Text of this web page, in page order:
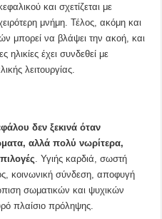
και σχετίζεται με
μνήμη. Τέλος, ακόμη και
μπορεί να βλάψει την ακοή, και
έχει συνδεθεί με
λειτουργίας.
δεν ξεκινά όταν
αλλά πολύ νωρίτερα,
. Υγιής καρδιά, σωστή
κοινωνική σύνδεση, αποφυγή
σωματικών και ψυχικών
πλαίσιο πρόληψης.